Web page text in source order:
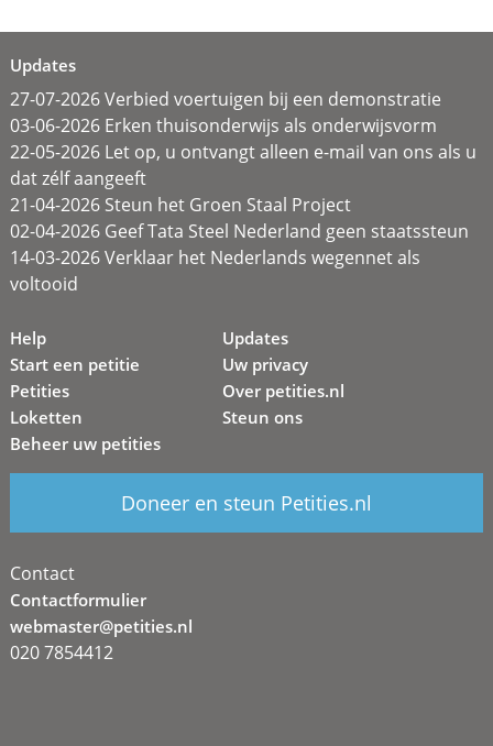
Updates
27-07-2026 Verbied voertuigen bij een demonstratie
03-06-2026 Erken thuisonderwijs als onderwijsvorm
22-05-2026 Let op, u ontvangt alleen e-mail van ons als u
dat zélf aangeeft
21-04-2026 Steun het Groen Staal Project
02-04-2026 Geef Tata Steel Nederland geen staatssteun
14-03-2026 Verklaar het Nederlands wegennet als
voltooid
Help
Start een petitie
Petities
Loketten
Beheer uw petities
Updates
Uw privacy
Over petities.nl
Steun ons
Doneer en steun Petities.nl
Contact
Contactformulier
webmaster@petities.nl
020 7854412